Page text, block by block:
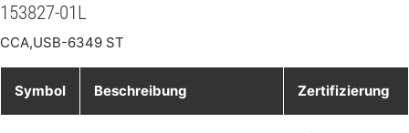
153827-01L
CCA,USB-6349 ST
Symbol Beschreibung Zertifizierung